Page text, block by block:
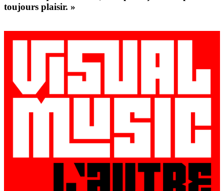
toujours plaisir. »